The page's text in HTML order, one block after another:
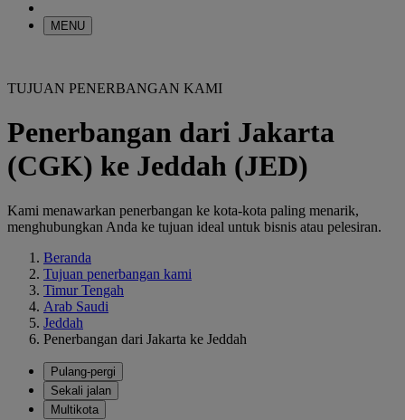
MENU
TUJUAN PENERBANGAN KAMI
Penerbangan dari Jakarta
(CGK) ke Jeddah (JED)
Kami menawarkan penerbangan ke kota-kota paling menarik,
menghubungkan Anda ke tujuan ideal untuk bisnis atau pelesiran.
Beranda
Tujuan penerbangan kami
Timur Tengah
Arab Saudi
Jeddah
Penerbangan dari Jakarta ke Jeddah
Pulang-pergi
Sekali jalan
Multikota